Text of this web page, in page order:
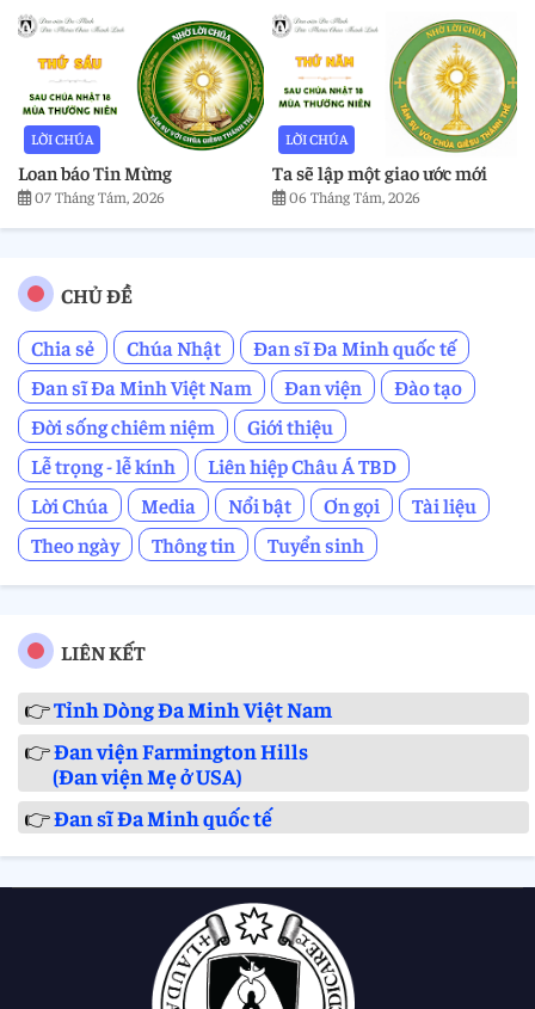
LỜI CHÚA
Loan báo Tin Mừng
07 Tháng Tám, 2026
LỜI CHÚA
Ta sẽ lập một giao ước mới
06 Tháng Tám, 2026
CHỦ ĐỀ
Chia sẻ
Chúa Nhật
Đan sĩ Đa Minh quốc tế
Đan sĩ Đa Minh Việt Nam
Đan viện
Đào tạo
Đời sống chiêm niệm
Giới thiệu
Lễ trọng - lễ kính
Liên hiệp Châu Á TBD
Lời Chúa
Media Nổi bật Ơn gọi
Tài liệu
Theo ngày
Thông tin Tuyển sinh
LIÊN KẾT
👉Tỉnh Dòng Đa Minh Việt Nam
👉Đan viện Farmington Hills
(Đan viện Mẹ ở USA)
👉Đan sĩ Đa Minh quốc tế